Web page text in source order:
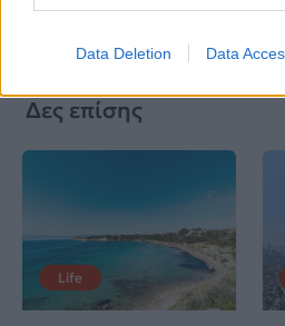
Data Deletion Data
μουσική
Δες επίσης
Life